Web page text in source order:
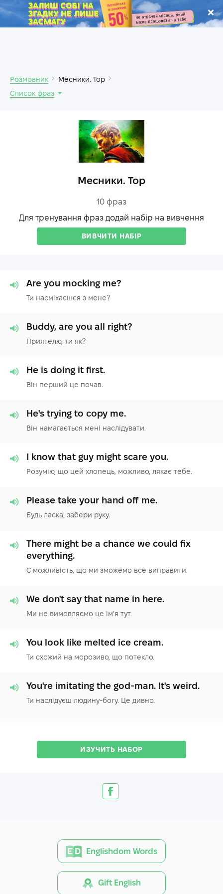
.
Розмовник
Месники. Тор
Список фраз
Месники. Тор
10 фраз
Для тренування фраз додай набір на вивчення
ВИВЧИТИ НАБІР
Are you mocking me?
Ти насміхаєшся з мене?
Buddy, are you all right?
Приятелю, ти як?
He is doing it first.
Він перший це почав.
He's trying to copy me.
Він намагається мені наслідувати.
I know that guy might scare you.
Розумію, що цей хлопець, можливо, лякає тебе.
Please take your hand off me.
Будь ласка, забери руку.
There might be a chance we could fix
everything.
Є можливість, що ми зможемо все виправити.
We don't say that name in here.
Ми не вимовляємо це ім'я тут.
You look like melted ice cream.
Ти схожий на морозиво, що потекло.
You're imitating the god-man. It's weird.
Ти наслідуєш людину-богу. Це дивно.
ИЗУЧИТЬ НАБОР
Englishdom Words
Gift English